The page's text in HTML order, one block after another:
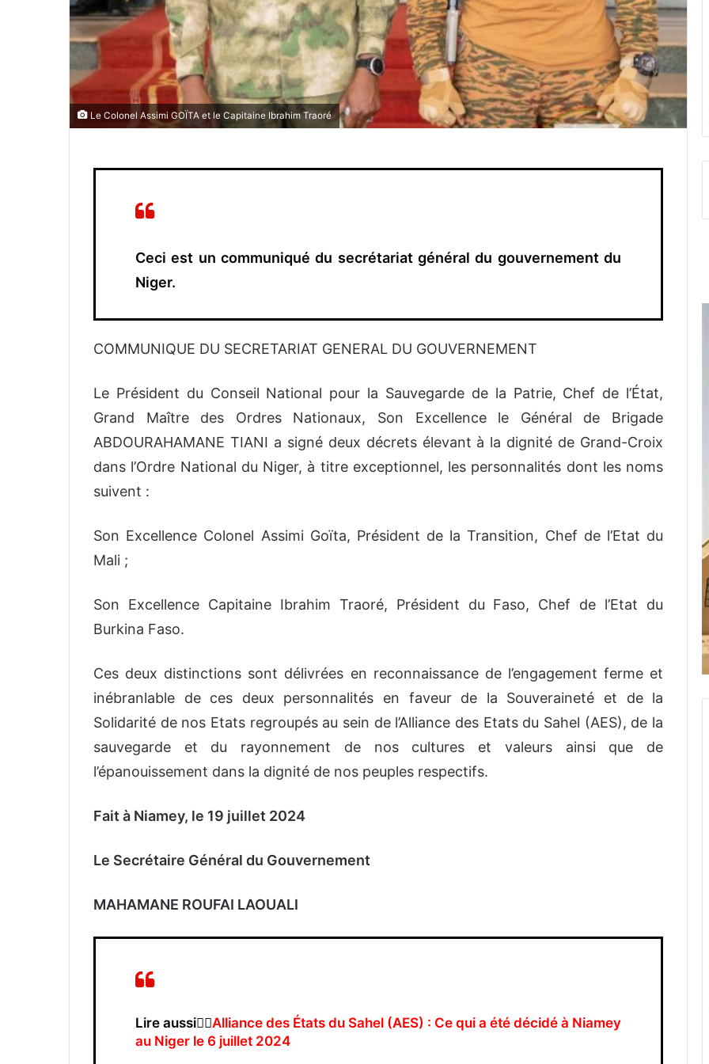
Le Colonel Assimi GOÏTA et le Capitaine Ibrahim Traoré
Ceci est un communiqué du secrétariat général du gouvernement du
Niger.
COMMUNIQUE DU SECRETARIAT GENERAL DU GOUVERNEMENT
Le Président du Conseil National pour la Sauvegarde de la Patrie, Chef de l’État,
Grand
Maître des Ordres Nationaux, Son Excellence le Général de
Brigade
ABDOURAHAMANE TIANI a signédeux décrets élevant à la dignité de Grand-Croix
dans l’Ordre National du Niger, à titre exceptionnel, les personnalités dont les noms
suivent :
Son Excellence Colonel Assimi Goïta, Président de la Transition, Chef de l’Etat du
Mali ;
Son Excellence Capitaine Ibrahim Traoré, Président du Faso, Chef de l’Etat
du
Burkina Faso.
Ces deux distinctions sont délivrées en reconnaissancede l’engagement ferme et
inébranlable
de ces deux personnalités en faveur de la Souveraineté et de la
Solidarité de nos Etats regroupés au sein de l’Alliance des Etats du Sahel (AES), de la
sauvegarde et du rayonnement de nos cultures et valeurs ainsi que de
l’épanouissement dans la dignité de nos peuples respectifs.
Fait à Niamey, le 19 juillet 2024
Le Secrétaire Général du Gouvernement
MAHAMANE ROUFAI LAOUALI
Lire aussi👉🏿Alliance des États du Sahel (AES) : Ce qui a été décidé à Niamey
au Niger le 6 juillet 2024